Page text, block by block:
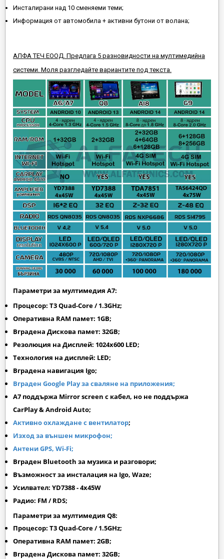
Инсталирани над 10 сменяеми теми;
Информация от автомобила + активни бутони от волана;
АЛФА ТЕЧ ЕООД. Предлага 5 разновидности на мултимедийна
системи. Моля разгледайте вариантите под текста.
Параметри за мултимедия A7:
Процесор: T3 Quad-Core / 1.3GHz;
Оперативна RAM памет: 1GB;
Вградена Дискова памет: 32GB;
Резолюция на Дисплей: 1024х600 LED;
Технология на дисплей: LED;
Вградена навигация Igo;
Вграден Google Play за сваляне на приложения;
A7 поддържа Mirror screen с кабел, но не поддържа
CarPlay & Android Auto;
Активно охлаждане с вентилатор;
Изход за външен микрофон;
Антени GPS, Wi-Fi;
Вграден Bluetooth за музика и разговори;
Възможност за инсталация на Igo, Waze;
Усилвател: YD7388 - 4x45W
Радио: FM / RDS;
Параметри за мултимедия Q8:
Процесор: T3 Quad-Core / 1.5GHz;
Оперативна RAM памет: 2GB;
Вградена Дискова памет: 32GB;